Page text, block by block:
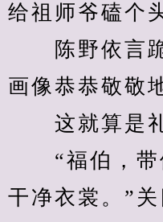
给祖师爷磕个
陈野依言跪
画像恭恭敬敬
这就算是礼
“福伯，带
干净衣裳。”